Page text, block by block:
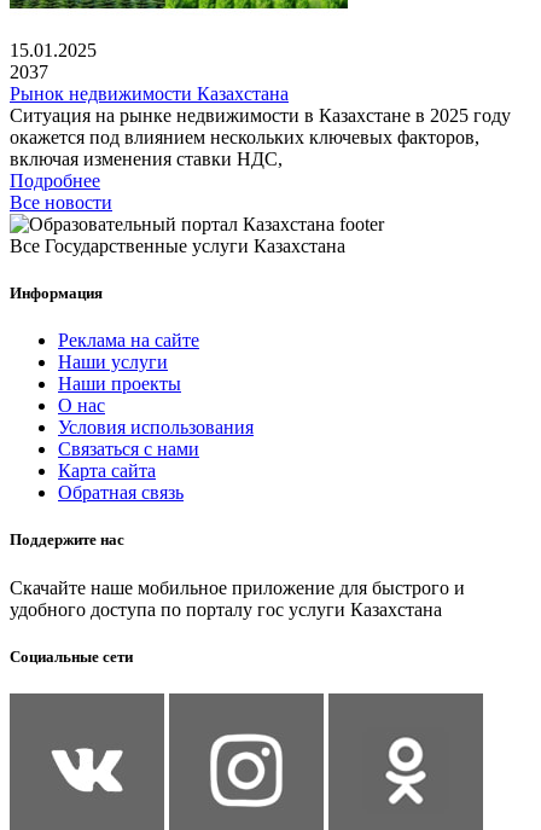
15.01.2025
2037
Рынок недвижимости Казахстана
Ситуация на рынке недвижимости в Казахстане в 2025 году
окажется под влиянием нескольких ключевых факторов,
включая изменения ставки НДС,
Подробнее
Все новости
Все Государственные услуги Казахстана
Информация
Реклама на сайте
Наши услуги
Наши проекты
О нас
Условия использования
Связаться с нами
Карта сайта
Обратная связь
Поддержите нас
Скачайте наше мобильное приложение для быстрого и
удобного доступа по порталу гос услуги Казахстана
Социальные сети